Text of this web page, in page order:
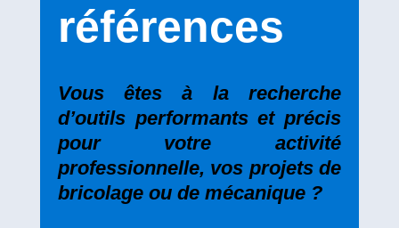
références
Vous êtes à la recherche
d’outils performants et précis
pour votre activité
professionnelle, vos projets de
bricolage ou de mécanique ?